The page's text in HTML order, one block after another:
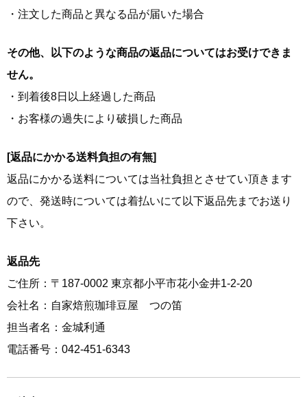
・注文した商品と異なる品が届いた場合
その他、以下のような商品の返品についてはお受けできま
せん。
・到着後8日以上経過した商品
・お客様の過失により破損した商品
[返品にかかる送料負担の有無]
返品にかかる送料については当社負担とさせてい頂きます
ので、発送時については着払いにて以下返品先までお送り
下さい。
返品先
ご住所：〒187-0002 東京都小平市花小金井1-2-20
会社名：自家焙煎珈琲豆屋 つの笛
担当者名：金城利通
電話番号：042-451-6343